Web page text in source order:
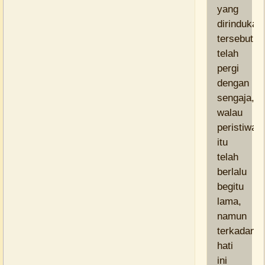
yang
dirindukan
tersebut
telah
pergi
dengan
sengaja,
walau
peristiwa
itu
telah
berlalu
begitu
lama,
namun
terkadang
hati
ini